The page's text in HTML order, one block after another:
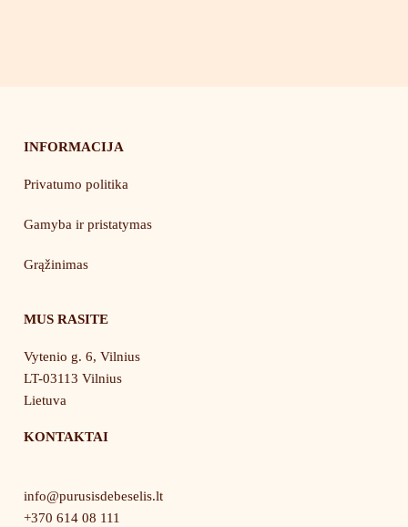
INFORMACIJA
Privatumo politika
Gamyba ir pristatymas
Grąžinimas
MUS RASITE
Vytenio g. 6, Vilnius
LT-03113 Vilnius
Lietuva
KONTAKTAI
info@purusisdebeselis.lt
+370 614 08 111